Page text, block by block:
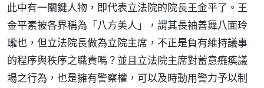
此中有一關鍵人物，即代表立法院的院長王金平了。王
金平素被各界稱為「八方美人」，謂其長袖善舞八面玲
瓏也，但立法院長做為立院主席，不正是負有維持議事
的程序與秩序之職責嗎？並且立法院主席對蓄意癱瘓議
場之行為，也是擁有警察權，可以及時動用警力予以制